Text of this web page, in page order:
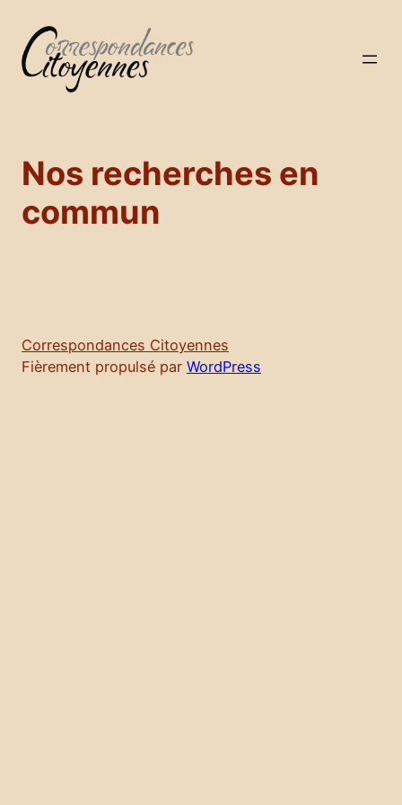
contenu
Nos recherches en
commun
Correspondances Citoyennes
Fièrement propulsé par WordPress